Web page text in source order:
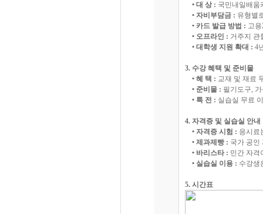
• 대 상 : 국민내일배움
• 자비부담금 : 유형별
• 카드 발급 방법 : 고
• 오프라인 : 거주지 관
• 대학생 지원 확대 : 4
3. 수강 혜택 및 준비물
• 혜 택 : 교재 및 재료
• 준비물 : 필기도구,
• 특 전 : 실습실 무료
4. 자격증 및 실습실 안내
• 자격증 시험 : 응시료
• 제과제빵 : 국가 공인
• 바리스타 : 민간 자격
• 실습실 이용 : 수강생
5. 시간표